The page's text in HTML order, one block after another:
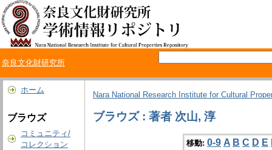
奈良文化財研究所
ホーム
ブラウズ
コミュニティ/
コレクション
Nara National Research Institute for Cultural
ブラウズ : 著者 次山, 淳
移動: 0-9 A B C D E